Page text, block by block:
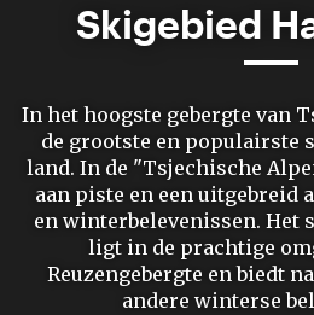
Skigebied
In het hoogste gebergte van
de grootste en populairste
land. In de "Tsjechische
aan piste en een uitgebreid
en winterbelevenissen. Het
ligt in de prachtige
Reuzengebergte en biedt
andere winterse